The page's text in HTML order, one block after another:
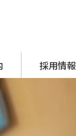
み
ット
サービス
採用情報